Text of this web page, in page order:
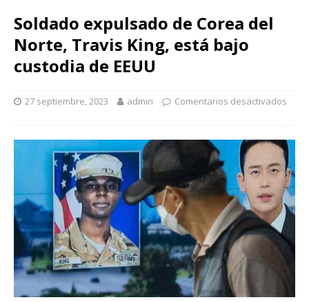
Soldado expulsado de Corea del
Norte, Travis King, está bajo
custodia de EEUU
27 septiembre, 2023 admin Comentarios desactivados